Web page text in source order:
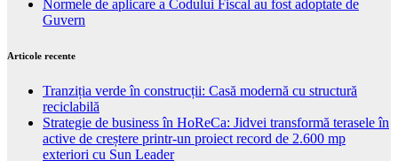
Normele de aplicare a Codului Fiscal au fost adoptate de
Guvern
Articole recente
Tranziția verde în construcții: Casă modernă cu structură
reciclabilă
Strategie de business în HoReCa: Jidvei transformă terasele în
active de creștere printr-un proiect record de 2.600 mp
exteriori cu Sun Leader